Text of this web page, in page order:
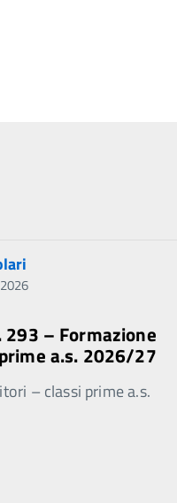
293 – Formazione
a.s. 2026/27
– classi prime a.s.